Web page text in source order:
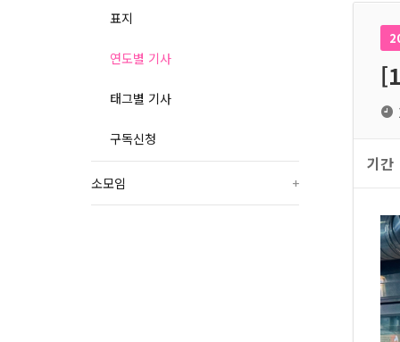
표지
연도별 기사
태그별 기사
구독신청
소모임 +
기간